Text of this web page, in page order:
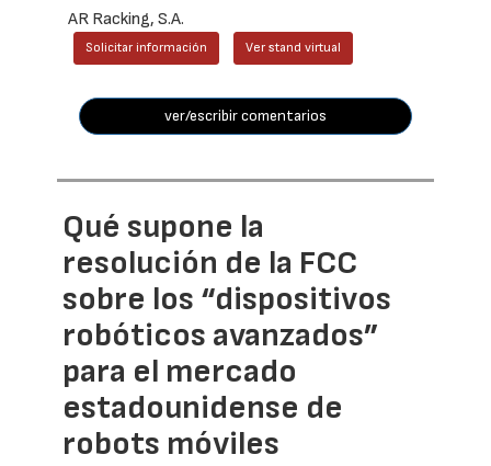
AR Racking, S.A.
Solicitar información Ver stand virtual
ver/escribir comentarios
Qué supone la
resolución de la FCC
sobre los “dispositivos
robóticos avanzados”
para el mercado
estadounidense de
robots móviles